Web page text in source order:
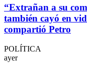
“Extrañan a su
también cayó en
compartió Petro
POLÍTICA
ayer